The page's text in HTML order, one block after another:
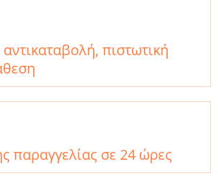
πιστωτική
παραγγελίας σε 24 ώρες